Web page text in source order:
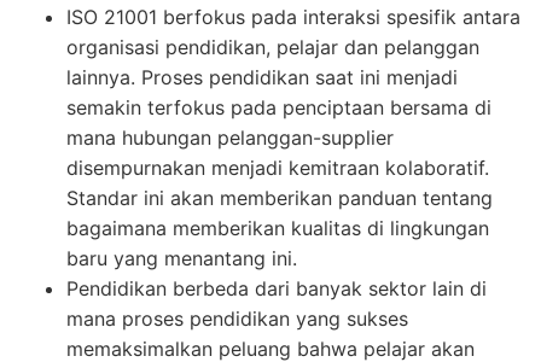
ISO 21001 berfokus pada interaksi spesifik antara
organisasi pendidikan, pelajar dan pelanggan
lainnya. Proses pendidikan saat ini menjadi
semakin terfokus pada penciptaan bersama di
mana hubungan pelanggan-supplier
disempurnakan menjadi kemitraan kolaboratif.
Standar ini akan memberikan panduan tentang
bagaimana memberikan kualitas di lingkungan
baru yang menantang ini.
Pendidikan berbeda dari banyak sektor lain di
mana proses pendidikan yang sukses
memaksimalkan peluang bahwa pelajar akan